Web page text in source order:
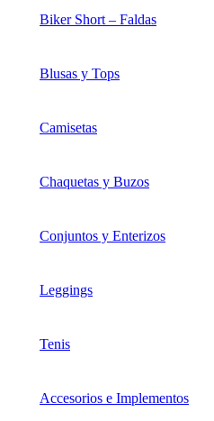
Biker Short – Faldas
Blusas y Tops
Camisetas
Chaquetas y Buzos
Conjuntos y Enterizos
Leggings
Tenis
Accesorios e Implementos